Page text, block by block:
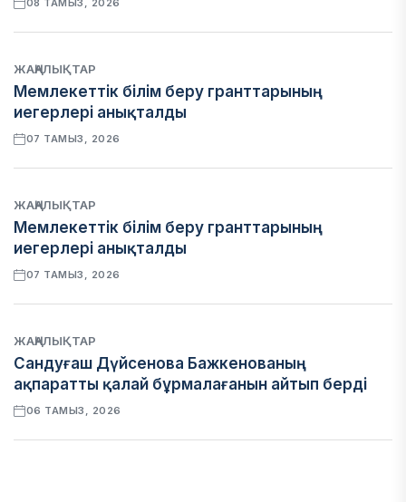
08 ТАМЫЗ, 2026
ЖАҢАЛЫҚТАР
Мемлекеттік білім беру гранттарының
иегерлері анықталды
07 ТАМЫЗ, 2026
ЖАҢАЛЫҚТАР
Мемлекеттік білім беру гранттарының
иегерлері анықталды
07 ТАМЫЗ, 2026
ЖАҢАЛЫҚТАР
Сандуғаш Дүйсенова Бажкенованың
ақпаратты қалай бұрмалағанын айтып берді
06 ТАМЫЗ, 2026